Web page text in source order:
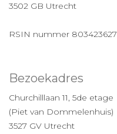
3502 GB Utrecht
RSIN nummer 803423627
Bezoekadres
Churchilllaan 11, 5de etage
(Piet van Dommelenhuis)
3527 GV Utrecht